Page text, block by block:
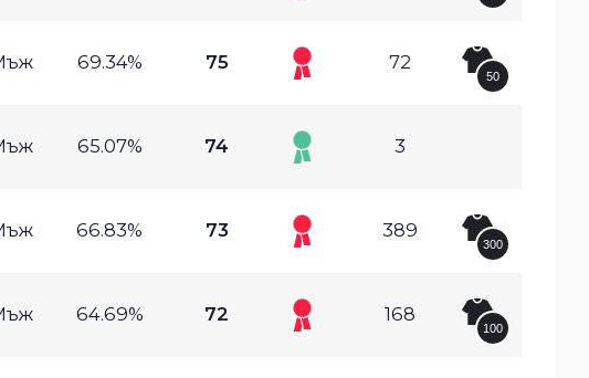
69.34% 75 72
50
65.07% 74 3
66.83% 73 389
300
64.69% 72 168
100